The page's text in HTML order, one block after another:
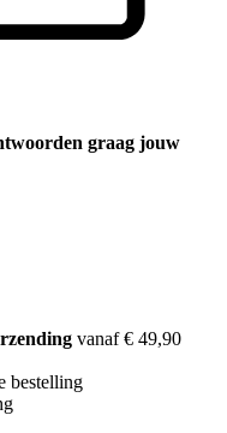
graag jouw
vanaf € 49,90
bestelling